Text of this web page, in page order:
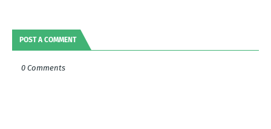
POST A COMMENT
0 Comments